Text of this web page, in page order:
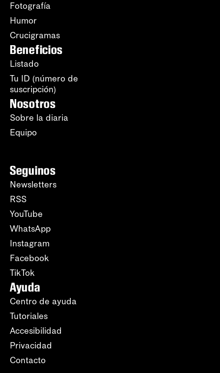
Fotografía
Humor
Crucigramas
Beneficios
Listado
Tu ID (número de
suscripción)
Nosotros
Sobre la diaria
Equipo
Seguinos
Newsletters
RSS
YouTube
WhatsApp
Instagram
Facebook
TikTok
Ayuda
Centro de ayuda
Tutoriales
Accesibilidad
Privacidad
Contacto